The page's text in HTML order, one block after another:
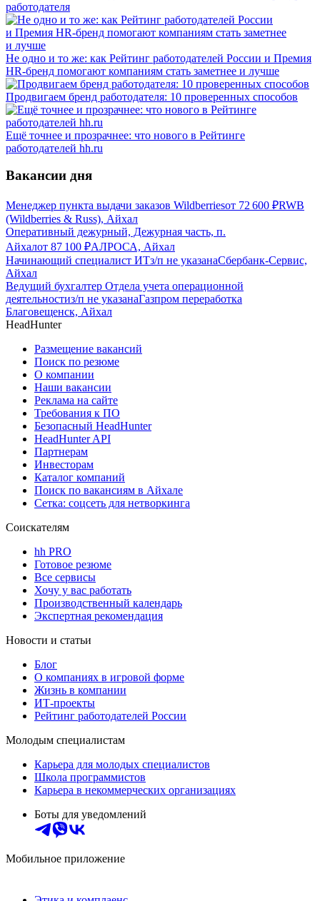
работодателя
Не одно и то же: как Рейтинг работодателей России и Премия
HR-бренд помогают компаниям стать заметнее и лучше
Продвигаем бренд работодателя: 10 проверенных способов
Ещё точнее и прозрачнее: что нового в Рейтинге
работодателей hh.ru
Вакансии дня
Менеджер пункта выдачи заказов Wildberriesот 72 600 ₽RWB
(Wildberries & Russ), Айхал
Оперативный дежурный, Дежурная часть, п.
Айхалот 87 100 ₽АЛРОСА, Айхал
Начинающий специалист ИТз/п не указанаСбербанк-Сервис,
Айхал
Ведущий бухгалтер Отдела учета операционной
деятельностиз/п не указанаГазпром переработка
Благовещенск, Айхал
HeadHunter
Размещение вакансий
Поиск по резюме
О компании
Наши вакансии
Реклама на сайте
Требования к ПО
Безопасный HeadHunter
HeadHunter API
Партнерам
Инвесторам
Каталог компаний
Поиск по вакансиям в Айхале
Сетка: соцсеть для нетворкинга
Соискателям
hh PRO
Готовое резюме
Все сервисы
Хочу у вас работать
Производственный календарь
Экспертная рекомендация
Новости и статьи
Блог
О компаниях в игровой форме
Жизнь в компании
ИТ-проекты
Рейтинг работодателей России
Молодым специалистам
Карьера для молодых специалистов
Школа программистов
Карьера в некоммерческих организациях
Боты для уведомлений
Мобильное приложение